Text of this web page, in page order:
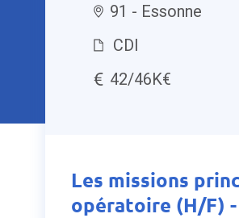
91 - Essonne
CDI
42/46K€
Les missions
opératoire (H/F) -